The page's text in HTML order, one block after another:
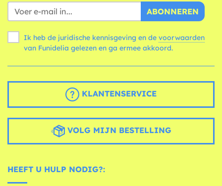
ABONNEREN
Ik heb de juridische kennisgeving en de voorwaarden
van Funidelia gelezen en ga ermee akkoord.
KLANTENSERVICE
VOLG MIJN BESTELLING
HEEFT U HULP NODIG?: